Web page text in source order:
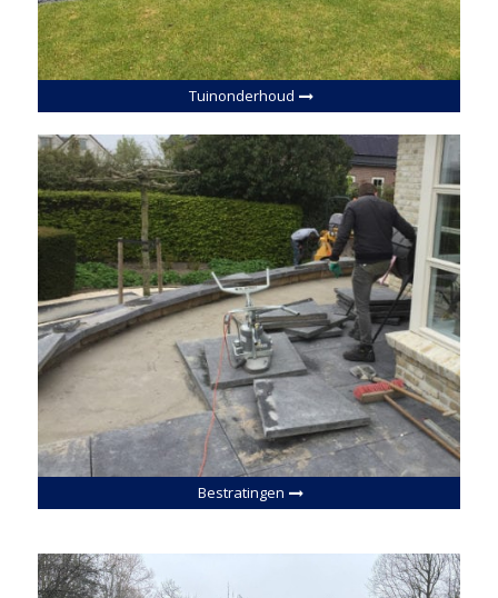
Tuinonderhoud
Bestratingen